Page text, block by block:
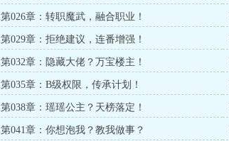
第026章：转职魔武，融合职业！
第029章：拒绝建议，连番增强！
第032章：隐藏大佬？万宝楼主！
第035章：B级权限，传承计划！
第038章：瑶瑶公主？天榜落定！
第041章：你想泡我？教我做事？